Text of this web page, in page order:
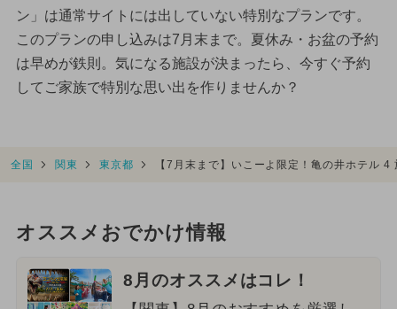
ン」は通常サイトには出していない特別なプランです。
このプランの申し込みは7月末まで。夏休み・お盆の予約
は早めが鉄則。気になる施設が決まったら、今すぐ予約
してご家族で特別な思い出を作りませんか？
全国 関東 東京都 【7月末まで】いこーよ限定！亀の井ホテル
オススメおでかけ情報
8月のオススメはコレ！